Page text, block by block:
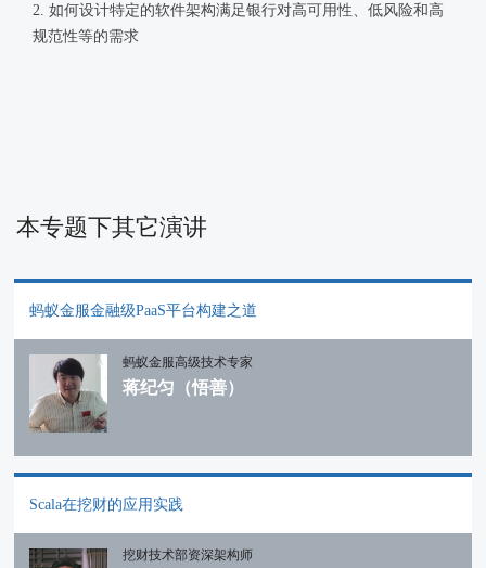
2. 如何设计特定的软件架构满足银行对高可用性、低风险和高
规范性等的需求
本专题下其它演讲
蚂蚁金服金融级PaaS平台构建之道
蚂蚁金服高级技术专家
蒋纪匀（悟善）
Scala在挖财的应用实践
挖财技术部资深架构师